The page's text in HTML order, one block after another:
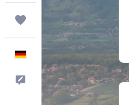
Trips
Deutsch
Feedback